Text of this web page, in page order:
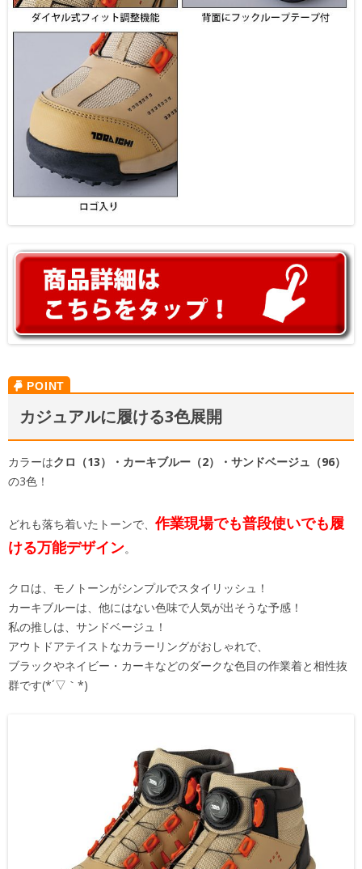
カジュアルに履ける3色展開
カラーはクロ（13）・カーキブルー（2）・サンドベージュ（96）
の3色！
どれも落ち着いたトーンで、作業現場でも普段使いでも履
ける万能デザイン。
クロは、モノトーンがシンプルでスタイリッシュ！
カーキブルーは、他にはない色味で人気が出そうな予感！
私の推しは、サンドベージュ！
アウトドアテイストなカラーリングがおしゃれで、
ブラックやネイビー・カーキなどのダークな色目の作業着と相性抜
群です(*´▽｀*)